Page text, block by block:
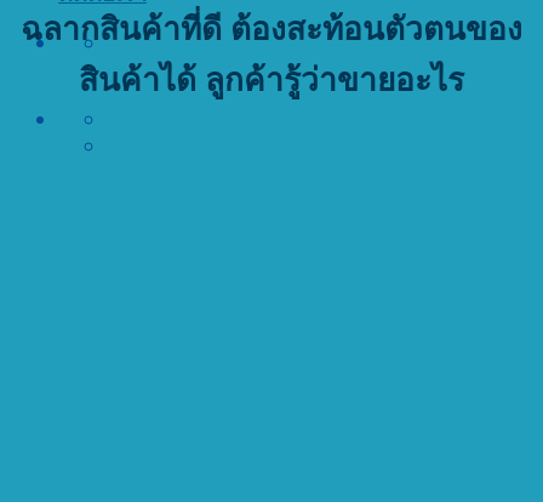
ฉลากสินค้าที่ดี ต้องสะท้อนตัวตนของ
สินค้าได้ ลูกค้ารู้ว่าขายอะไร